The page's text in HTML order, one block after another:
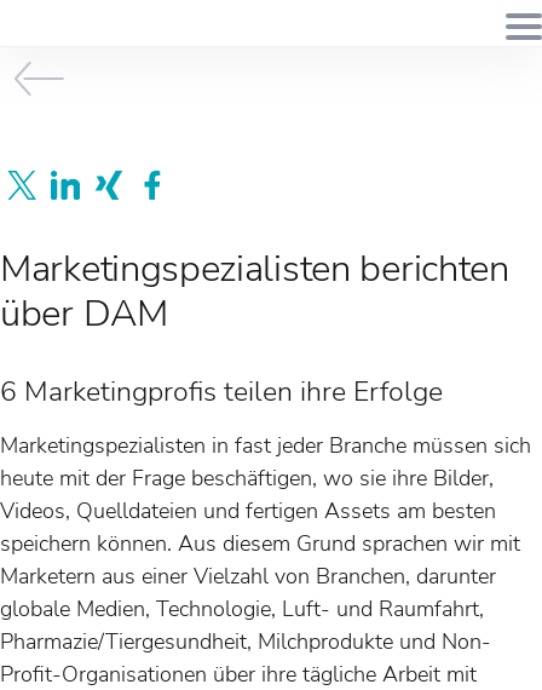
Marketingspezialisten berichten
über DAM
6 Marketingprofis teilen ihre Erfolge
Marketingspezialisten in fast jeder Branche müssen sich
heute mit der Frage beschäftigen, wo sie ihre Bilder,
Videos, Quelldateien und fertigen Assets am besten
speichern können. Aus diesem Grund sprachen wir mit
Marketern aus einer Vielzahl von Branchen, darunter
globale Medien, Technologie, Luft- und Raumfahrt,
Pharmazie/Tiergesundheit, Milchprodukte und Non-
Profit-Organisationen über ihre tägliche Arbeit mit